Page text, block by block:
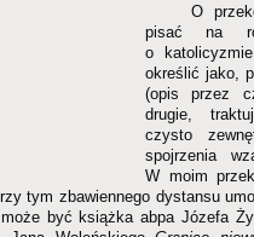
O
pisać na
o
określić jako,
(opis przez
drugie,
czysto
spojrzenia
W moim
tym zbawiennego dystansu
być książka abpa Józefa